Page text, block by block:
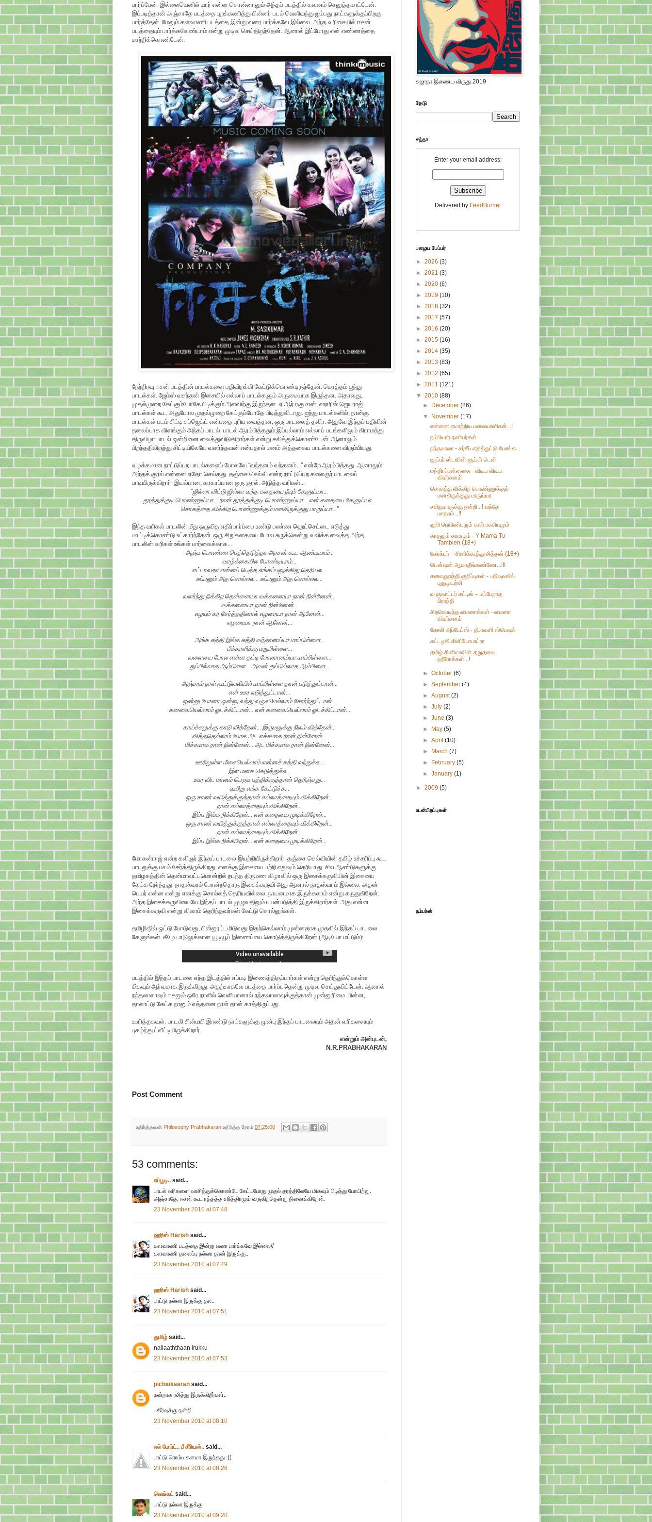
பார்ப்பேன். இல்லையெனில் யார் என்ன சொன்னாலும் அந்தப் படத்தில் கவனம் செலுத்தமாட்டேன்.
இப்படித்தான் அஞ்சாதே படத்தை புறக்கணித்து பின்னர் படம் வெளிவந்து ஐம்பது நாட்களுக்குப்பிறகு
பார்த்தேன். மேலும் களவாணி படத்தை இன்று வரை பார்க்கவே இல்லை. அந்த வரிசையில் ஈசன்
படத்தையும் பார்க்கவேண்டாம் என்று முடிவு செய்திருந்தேன். ஆனால் இப்போது என் எண்ணத்தை
மாற்றிக்கொண்டேன்.
நேற்றிரவு ஈசன் படத்தின் பாடல்களை பதிவிறக்கி கேட்டுக்கொண்டிருந்தேன். மொத்தம் ஐந்து
பாடல்கள். ஜேம்ஸ் வசந்தன் இசையில் எல்லாப் பாடல்களும் அருமையாக இருந்தன. அதாவது,
முதல்முறை கேட்கும்போதே பிடிக்கும் அளவிற்கு இருந்தன. ஏ.ஆர்.ரகுமான், ஹாரிஸ் ஜெயராஜ்
பாடல்கள் கூட அதுபோல முதல்முறை கேட்கும்போதே பிடித்துவிடாது. ஐந்து பாடல்களில், நான்கு
பாடல்கள் படம் சிட்டி சப்ஜெக்ட் என்பதை புரிய வைத்தன, ஒரு பாடலைத் தவிர. அதுவே இந்தப் பதிவின்
தலைப்பாக விளங்கும் அந்தப் பாடல். பாடல் ஆரம்பித்ததும் இப்பல்லாம் எல்லாப் படங்களிலும் கிராமத்து
திருவிழா பாடல் ஒன்றினை வைத்துவிடுகிறார்கள் என்று சலித்துக்கொண்டேன். ஆனாலும்
பிறந்ததிலிருந்து சிட்டியிலேயே வளர்ந்தவன் என்பதால் மனம் அத்தகைய பாடல்களை விரும்பியது.
வழக்கமான நாட்டுப்புற பாடல்களைப் போலவே “வந்தனம் வந்தனம்... ” என்றே ஆரம்பித்தது. ஆனாலும்
அந்தக் குரல் என்னை ஏதோ செய்தது. தஞ்சை செல்வி என்ற நாட்டுப்புற கலைஞர் பாடலைப்
பாடியிருக்கிறார். இயல்பான, கரகரப்பான ஒரு குரல். அடுத்த வரிகள்...
“ஜில்லா விட்டு ஜில்லா வந்த கதையை நீயும் கேளுய்யா...
தூத்துக்குடி பொண்ணுய்யா... நான் தூத்துக்குடி பொண்ணுய்யா... என் கதையை கேளுய்யா...
சொகத்தை விக்கிற பொண்ணுக்கும் மனசிருக்குது பாருய்யா... ”
இந்த வரிகள் பாடலின் மீது ஒருவித எதிர்பார்ப்பை உண்டு பண்ண ஹெட்செட்டை எடுத்து
மாட்டிக்கொண்டு உட்கார்ந்தேன். ஒரு சிறுகதையை போல சுருக்கென்று வலிக்க வைத்த அந்த
பாடலின் வரிகள் உங்கள் பார்வைக்காக...
அஞ்சு பொண்ண பெத்தெடுத்தா அரசன் கூட ஆண்டியாம்...
வாழ்க்கையில போண்டியாம்...
எட்டாவதா என்னப் பெத்த எங்கப்பனுக்கிது தெரியல...
சுப்பனும் அத சொல்லல... சுப்பனும் அத சொல்லல...
வளர்ந்து நிக்கிற தென்னையா வக்கனையா நான் நின்னேன்...
வக்கனையா நான் நின்னேன்...
எழயும் கர சேர்த்ததினால் எழரையா நான் ஆனேன்...
எழரையா நான் ஆனேன்...
அங்க சுத்தி இங்க சுத்தி வந்தானய்யா மாப்பிள்ளை...
பீக்காளிக்கு மறுபிள்ளை...
வளையை போல என்ன தட்டி போனானய்யா மாப்பிள்ளை...
துப்பில்லாத ஆம்பிளை... அவன் துப்பில்லாத ஆம்பிளை...
அஞ்சாம் நாள் மூட்டுவலியில் மாப்பிள்ளை தான் படுத்துட்டான்...
என் உசுர எடுத்துட்டான்...
ஒன்னு போனா ஒன்னு வந்து வருசமெல்லாம் சோர்ந்துட்டான்...
கனவையெல்லாம் ஓடச்சிட்டான்... என் கனவையெல்லாம் ஓடச்சிட்டான்...
காய்ச்சலுக்கு காடு வித்தேன்... இருமலுக்கு நிலம் வித்தேன்...
வித்ததெல்லாம் போக அட எச்சமாக நான் நின்னேன்...
மிச்சமாக நான் நின்னேன்... அட மிச்சமாக நான் நின்னேன்...
ஊரிலுள்ள மீசையெல்லாம் என்னச் சுத்தி வந்துச்சு...
இள மனச கெடுத்துச்சு...
உசுர விட மானம் பெருசு புத்திக்குத்தான் தெரிஞ்சது...
வயிறு எங்க கேட்டுச்சு...
ஒரு சாண் வயித்துக்குத்தான் எல்லாத்தையும் விக்கிறேன்...
நான் எல்லாத்தையும் விக்கிறேன்...
இப்ப இங்க நிக்கிறேன்... என் கதையை முடிக்கிறேன்...
ஒரு சாண் வயித்துக்குத்தான் எல்லாத்தையும் விக்கிறேன்...
நான் எல்லாத்தையும் விக்கிறேன்...
இப்ப இங்க நிக்கிறேன்... என் கதையை முடிக்கிறேன்...
மோகன்ராஜ் என்ற கவிஞர் இந்தப் பாடலை இயற்றியிருக்கிறார். தஞ்சை செல்வியின் தமிழ் உச்சரிப்பு கூட
பாடலுக்கு பலம் சேர்த்திருக்கிறது. எனக்கு இசையை பற்றி எதுவும் தெரியாது. சில ஆண்டுகளுக்கு
தமிழகத்தின் தென்மாவட்டமொன்றில் நடந்த திருமண விழாவில் ஒரு இசைக்கருவியின் இசையை
கேட்க நேர்ந்தது. நாதஸ்வரம் போன்றதொரு இசைக்கருவி அது ஆனால் நாதஸ்வரம் இல்லை. அதன்
பெயர் என்ன என்று எனக்கு சொல்லத் தெரியவில்லை. நாயனமாக இருக்கலாம் என்று கருதுகிறேன்.
அந்த இசைக்கருவியையே இந்தப் பாடல் முழுவதிலும் பயன்படுத்தி இருக்கிறார்கள். அது என்ன
இசைக்கருவி என்று விவரம் தெரிந்தவர்கள் கேட்டு சொல்லுங்கள்.
தமிழிஷில் ஓட்டு போடுவது, பின்னூட்டமிடுவது இதற்கெல்லாம் முன்னதாக முதலில் இந்தப் பாடலை
கேளுங்கள். கீழே பாடுலுக்கான யூடியூப் இணைப்பை கொடுத்திருக்கிறேன் (ஆடியோ மட்டும்):
படத்தில் இந்தப் பாடலை எந்த இடத்தில் எப்படி இணைத்திருப்பார்கள் என்று தெரிந்துக்கொள்ள
மிகவும் ஆர்வமாக இருக்கிறது. அதற்காகவே படத்தை பார்ப்பதென்று முடிவு செய்துவிட்டேன். ஆனால்
நந்தலாலாவும் ஈசனும் ஒரே நாளில் வெளியானால் நந்தலாலாவுக்குத்தான் முன்னுரிமை. பின்ன,
தாலாட்டு கேட்க நானும் எத்தனை நாள் தான் காத்திருப்பது.
உபரித்தகவல்: பாடகி சின்மயி இரண்டு நாட்களுக்கு முன்பு இந்தப் பாடலையும் அதன் வரிகளையும்
புகழ்ந்து ட்வீட்டியிருக்கிறார்.
என்றும் அன்புடன்,
N.R.PRABHAKARAN
Post Comment
உதிர்த்தவன் Philosophy Prabhakaran உதிர்த்த நேரம் 07:25:00
53 comments:
எப்பூடி.. said...
பாடல் வரிகளை வாசித்துக்கொண்டே கேட்டபோது முதல் தரத்திலேயே மிகவும் பிடித்து போயிற்று.
அஞ்சாதே, ஈசன் கூட ரத்தத்த சரித்திரமும் வருகிறதென்று நினைக்கிறேன்.
23 November 2010 at 07:48
ஹரிஸ் Harish said...
களவாணி படத்தை இன்று வரை பார்க்கவே இல்லை//
களவாணி தலைப்பு நல்லா தான் இருக்கு..
23 November 2010 at 07:49
ஹரிஸ் Harish said...
பாட்டு நல்லா இருக்கு தல..
23 November 2010 at 07:51
துமிழ் said...
nallaaththaan irukku
23 November 2010 at 07:53
pichaikaaran said...
நன்றாக ரசித்து இருக்கிறீர்கள்..
பகிர்வுக்கு நன்றி
23 November 2010 at 08:10
எல் போர்ட்.. பீ சீரியஸ்.. said...
பாட்டு ரொம்ப கனமா இருந்தது :((
23 November 2010 at 08:26
வெங்கட் said...
பாட்டு நல்லா இருக்கு
23 November 2010 at 09:20
சுஜாதா இணைய விருது 2019
தேடு
சந்தா
Enter your email address:
Delivered by FeedBurner
பழைய பேப்பர்
► 2026 (3)
► 2021 (3)
► 2020 (6)
► 2019 (10)
► 2018 (32)
► 2017 (57)
► 2016 (20)
► 2015 (16)
► 2014 (35)
► 2013 (83)
► 2012 (65)
► 2011 (121)
▼ 2010 (88)
►
December(26)
▼
November(17)
என்னை ஏமாற்றிய மலையாளிகள்...!
நம்பியார் நண்பர்கள்
நந்தலாலா - கர்சீப் எடுத்துட்டு போங்க...
சூப்பர் ஸ்டாரின் சூப்பர் டென்
மந்திரப்புன்னகை - விடிய விடிய
விமர்சனம்
சொகத்த விக்கிற பொண்ணுக்கும்
மனசிருக்குது பாருய்யா
சசிகுமாருக்கு நன்றி...! வந்தே
மாதரம்...!!
ஹரி பெயிண்டரும் கலர் ரகசியமும்
காதலும் காமமும் - Y Mama Tu
Tambien (18+)
கேரக்டர் – சினிக்கூத்து சித்தன் (18+)
டென்ஷன் ஆகாதீங்கண்ணே...!!!
கனவுதுரத்தி குறிப்புகள் - பதிவுலகில்
புதுமுயற்சி
வ குவாட்டர் கட்டிங் – மப்பேறாத
பிராந்தி
சிறகொடிந்த மைனாக்கள் - மைனா
விமர்சனம்
கோலி அப்டேட்ஸ் - தீபாவளி ஸ்பெஷல்
கட்டழகி கிளியோபாட்ரா
தமிழ் சினிமாவின் தறுதலை
ஹீரோக்கள்...!
►October(6)
►September(4)
►August(2)
►July(2)
►June(3)
►
May(5)
►April(10)
►
March(7)
►
February(5)
►January(1)
► 2009 (5)
உடன்பிறப்புகள்
நம்பர்ஸ்